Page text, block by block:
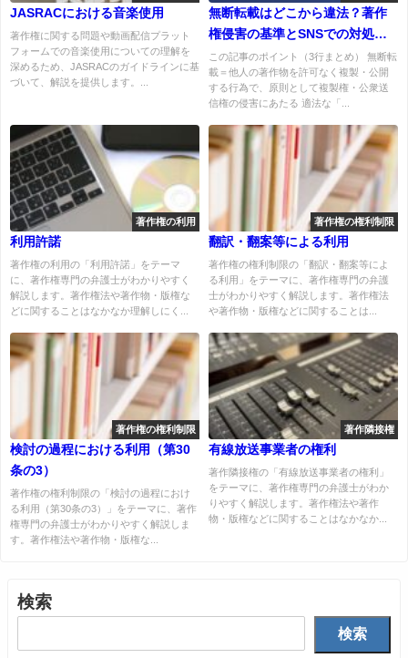
JASRACにおける音楽使用
著作権に関する問題や動画配信プラット
フォームでの音楽使用についての理解を
深めるため、JASRACのガイドラインに基
づいて、解説を提供します。...
無断転載はどこから違法？著作
権侵害の基準とSNSでの対処法
を弁護士が解説
この記事のポイント（3行まとめ） 無断転
載＝他人の著作物を許可なく複製・公開
する行為で、原則として複製権・公衆送
信権の侵害にあたる 適法な「...
著作権の利用
利用許諾
著作権の利用の「利用許諾」をテーマ
に、著作権専門の弁護士がわかりやすく
解説します。著作権法や著作物・版権な
どに関することはなかなか理解しにく...
著作権の権利制限
翻訳・翻案等による利用
著作権の権利制限の「翻訳・翻案等によ
る利用」をテーマに、著作権専門の弁護
士がわかりやすく解説します。著作権法
や著作物・版権などに関することは...
著作権の権利制限
検討の過程における利用（第30
条の3）
著作権の権利制限の「検討の過程におけ
る利用（第30条の3）」をテーマに、著作
権専門の弁護士がわかりやすく解説しま
す。著作権法や著作物・版権な...
著作隣接権
有線放送事業者の権利
著作隣接権の「有線放送事業者の権利」
をテーマに、著作権専門の弁護士がわか
りやすく解説します。著作権法や著作
物・版権などに関することはなかなか...
検索
検索